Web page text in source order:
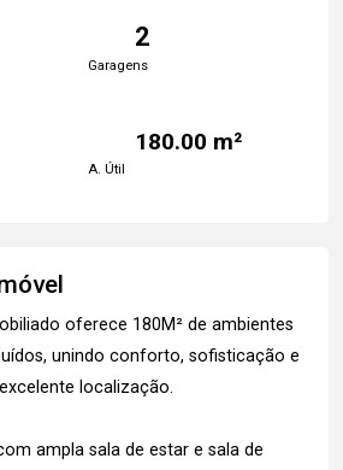
2
Garagens
180.00 m²
A. Útil
oferece 180M² de ambientes
unindo conforto, sofisticação e
localização.
ampla sala de estar e sala de